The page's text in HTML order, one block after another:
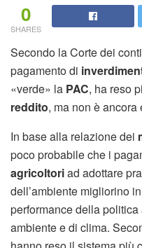
0
SHARES
Secondo la Corte dei
pagamento di
«verde» la PAC, ha reso
reddito, ma non è
In base alla relazione dei
poco probabile che i
agricoltoriad adottare
dell’ambiente migliorino
performance della
ambiente e di clima.